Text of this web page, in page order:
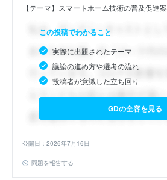
【テーマ】スマートホーム技術の普及促進案
この投稿でわかること
実際に出題されたテーマ
議論の進め方や選考の流れ
投稿者が意識した立ち回り
GDの全容を見る
公開日：2026年7月16日
問題を報告する